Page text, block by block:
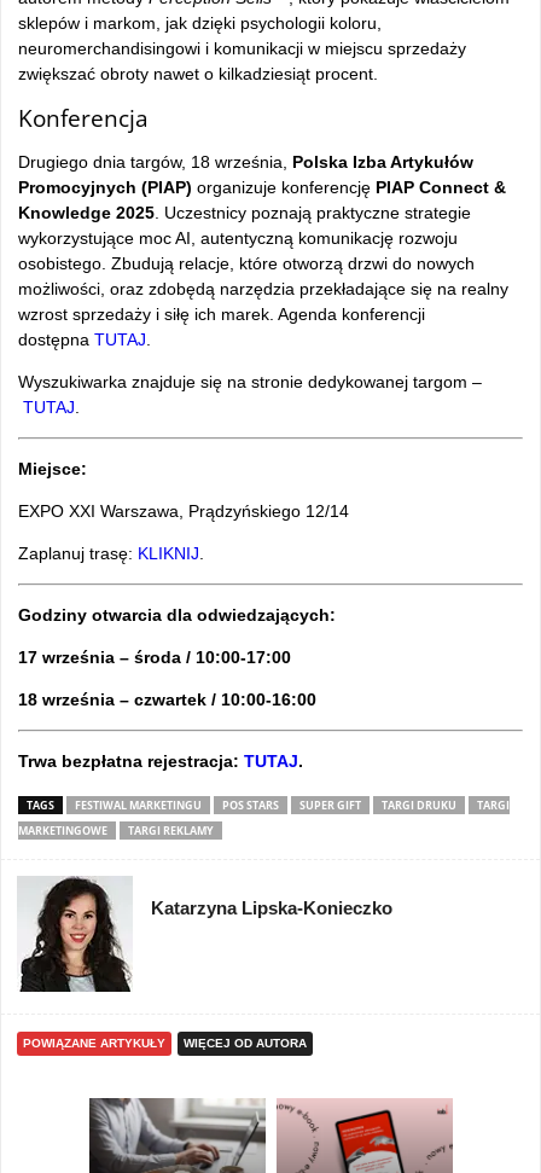
sklepów i markom, jak dzięki psychologii koloru,
neuromerchandisingowi i komunikacji w miejscu sprzedaży
zwiększać obroty nawet o kilkadziesiąt procent.
Konferencja
Drugiego dnia targów, 18 września, Polska Izba Artykułów
Promocyjnych (PIAP) organizuje konferencję PIAP Connect &
Knowledge 2025 . Uczestnicy poznają praktyczne strategie
wykorzystujące moc AI, autentyczną komunikację rozwoju
osobistego. Zbudują relacje, które otworzą drzwi do nowych
możliwości, oraz zdobędą narzędzia przekładające się na realny
wzrost sprzedaży i siłę ich marek. Agenda konferencji
dostępna TUTAJ
Wyszukiwarka znajduje się na stronie dedykowanej targom –
TUTAJ
Miejsce:
EXPO XXI Warszawa, Prądzyńskiego 12/14
Zaplanuj trasę: KLIKNIJ
Godziny otwarcia dla odwiedzających:
17 września – środa / 10:00-17:00
18 września – czwartek / 10:00-16:00
Trwa bezpłatna rejestracja: TUTAJ.
TAGS FESTIWAL MARKETINGU POS STARS SUPER GIFT TARGI DRUKU
TARGI
MARKETINGOWE
TARGI REKLAMY
Katarzyna Lipska-Konieczko
POWIĄZANE ARTYKUŁY WIĘCEJ OD AUTORA